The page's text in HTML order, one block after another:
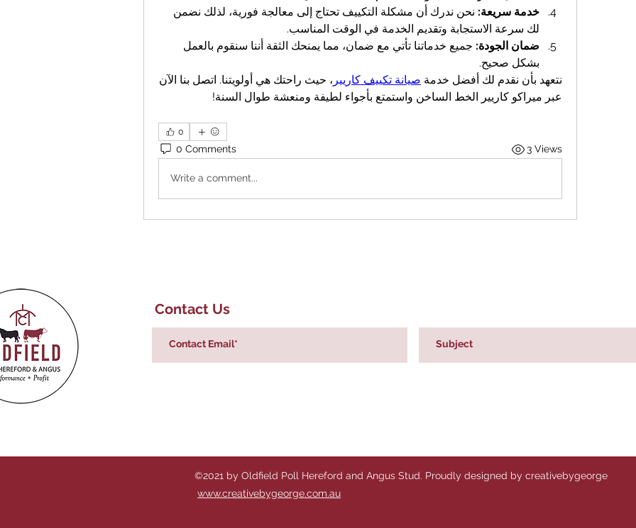
خدمة سريعة:
لك سرعة الاستجابة وتقديم الخدمة في الوقت المناسب.
ضمان الجودة:
بشكل صحيح.
نتعهد بأن نقدم لك أفضل خدمة صيانة تكييف كاريير
عبر ميراكو كاريير الخط الساخن واستمتع بأجواء لطيفة ومنعشة طوال السنة!
0
0 Comments 3 Views
Write a comment...
Contact Us
©2021 by Oldfield Poll Hereford and Angus Stud. Proudly designed by creativebygeorge
www.creativebygeorge.com.au